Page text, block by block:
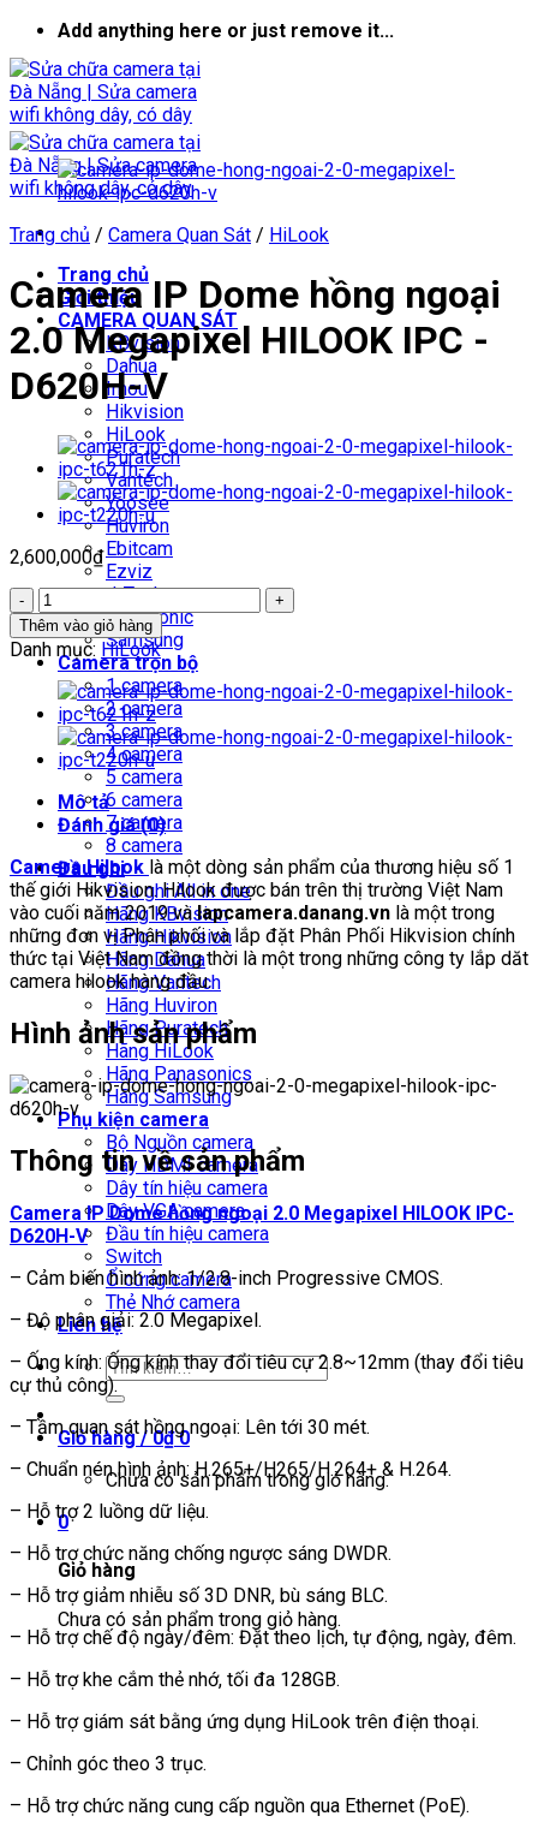
Skip
to
content
Add anything here or just remove it...
Trang chủ
Giới thiệu
CAMERA QUAN SÁT
KBvision
Dahua
Imou
Hikvision
HiLook
Puratech
Vantech
Yoosee
Huviron
Ebitcam
Ezviz
J-Tech
Panasonic
Samsung
Camera trọn bộ
1 camera
2 camera
3 camera
4 camera
5 camera
6 camera
7 camera
8 camera
Đầu ghi
Đầu ghi All in one
Hãng KBvision
Hãng Hikvision
Hãng Dahua
Hãng Vantech
Hãng Huviron
Hãng Puratech
Hãng HiLook
Hãng Panasonics
Hãng Samsung
Phụ kiện camera
Bộ Nguồn camera
Dây HDMI camera
Dây tín hiệu camera
Dây VGA camera
Đầu tín hiệu camera
Switch
Ổ cứng camera
Thẻ Nhớ camera
Liên hệ
Tìm
kiếm:
Giỏ hàng /0₫ 0
Chưa có sản phẩm trong giỏ hàng.
0
Giỏ hàng
Chưa có sản phẩm trong giỏ hàng.
Trang chủ / Camera Quan Sát / HiLook
Camera IP Dome hồng ngoại
2.0 Megapixel HILOOK IPC -
D620H-V
2,600,000₫
Camera
IP
Dome
hồng
ngoại
2.0
Megapixel
HILOOK
-
D620H-
số
lượng
Thêm vào giỏ hàng
Danh mục: HiLook
Mô tả
Đánh giá (0)
Camera Hilook là một dòng sản phẩm của thương hiệu số 1
thế giới Hikvision. Hilook được bán trên thị trường Việt Nam
vào cuối năm 2019 vàlapcamera.danang.vn là một trong
những đơn vị Phân phối và lắp đặt Phân Phối Hikvision chính
thức tại Việt Nam đồng thời là một trong những công ty lắp dăt
camera hilook hàng đầu.
Hình ảnh sản phẩm
Thông tin về sản phẩm
Camera IP Dome hồng ngoại 2.0 Megapixel HILOOK IPC-
D620H-V
– Cảm biến hình ảnh: 1/2.8-inch Progressive CMOS.
– Độ phân giải: 2.0 Megapixel.
– Ống kính: Ống kính thay đổi tiêu cự 2.8~12mm (thay đổi tiêu
cự thủ công).
– Tầm quan sát hồng ngoại: Lên tới 30 mét.
– Chuẩn nén hình ảnh: H.265+/H265/H.264+ & H.264.
– Hỗ trợ 2 luồng dữ liệu.
– Hỗ trợ chức năng chống ngược sáng DWDR.
– Hỗ trợ giảm nhiễu số 3D DNR, bù sáng BLC.
– Hỗ trợ chế độ ngày/đêm: Đặt theo lịch, tự động, ngày, đêm.
– Hỗ trợ khe cắm thẻ nhớ, tối đa 128GB.
– Hỗ trợ giám sát bằng ứng dụng HiLook trên điện thoại.
– Chỉnh góc theo 3 trục.
– Hỗ trợ chức năng cung cấp nguồn qua Ethernet (PoE).